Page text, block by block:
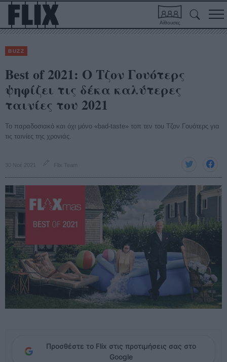
Αίθουσες
BUZZ
Best of 2021: Ο Τζον Γουότερς
ψηφίζει τις δέκα καλύτερες
ταινίες του 2021
Το παραδοσιακό και όχι μόνο «bad-taste» τοπ τεν του Τζον Γουότερς για
τις ταινίες της χρονιάς.
30 Νοέ 2021 Flix Team
Προσθέστε το Flix στις προτιμήσεις σας στο
Google